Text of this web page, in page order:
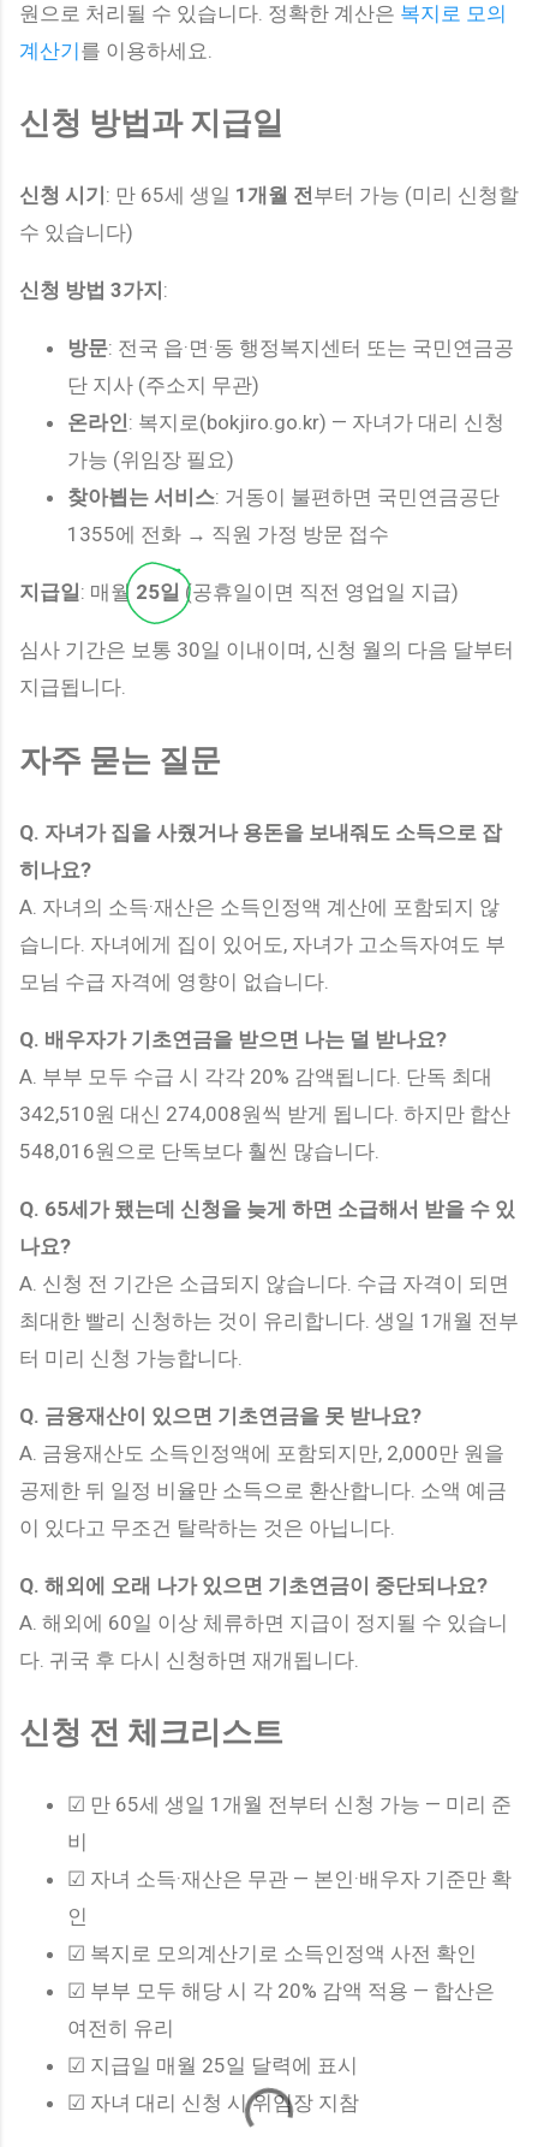
원으로 처리될 수 있습니다. 정확한 계산은 복지로 모의
계산기 를 이용하세요.
신청 방법과 지급일
신청 시기 : 만 65세 생일 1개월 전부터 가능 (미리 신청할
수 있습니다)
신청 방법 3가지 :
방문: 전국 읍·면·동 행정복지센터 또는 국민연금공
단 지사 (주소지 무관)
온라인: 복지로(bokjiro.go.kr) — 자녀가 대리 신청
가능 (위임장 필요)
찾아뵙는 서비스: 거동이 불편하면 국민연금공단
1355에 전화 → 직원 가정 방문 접수
지급일: 매월 25일 (공휴일이면 직전 영업일 지급)
심사 기간은 보통 30일 이내이며, 신청 월의 다음 달부터
지급됩니다.
자주 묻는 질문
Q. 자녀가 집을 사줬거나 용돈을 보내줘도 소득으로 잡
히나요?
A. 자녀의 소득·재산은 소득인정액 계산에 포함되지 않
습니다. 자녀에게 집이 있어도, 자녀가 고소득자여도 부
모님 수급 자격에 영향이 없습니다.
Q. 배우자가 기초연금을 받으면 나는 덜 받나요?
A. 부부 모두 수급 시 각각 20% 감액됩니다. 단독 최대
342,510원 대신 274,008원씩 받게 됩니다. 하지만 합산
548,016원으로 단독보다 훨씬 많습니다.
Q. 65세가 됐는데 신청을 늦게 하면 소급해서 받을 수 있
나요?
A. 신청 전 기간은 소급되지 않습니다. 수급 자격이 되면
최대한 빨리 신청하는 것이 유리합니다. 생일 1개월 전부
터 미리 신청 가능합니다.
Q. 금융재산이 있으면 기초연금을 못 받나요?
A. 금융재산도 소득인정액에 포함되지만, 2,000만 원을
공제한 뒤 일정 비율만 소득으로 환산합니다. 소액 예금
이 있다고 무조건 탈락하는 것은 아닙니다.
Q. 해외에 오래 나가 있으면 기초연금이 중단되나요?
A. 해외에 60일 이상 체류하면 지급이 정지될 수 있습니
다. 귀국 후 다시 신청하면 재개됩니다.
신청 전 체크리스트
☑ 만 65세 생일 1개월 전부터 신청 가능 — 미리 준
비
☑ 자녀 소득·재산은 무관 — 본인·배우자 기준만 확
인
☑ 복지로 모의계산기로 소득인정액 사전 확인
☑ 부부 모두 해당 시 각 20% 감액 적용 — 합산은
여전히 유리
☑ 지급일 매월 25일 달력에 표시
☑ 자녀 대리 신청 시 위임장 지참